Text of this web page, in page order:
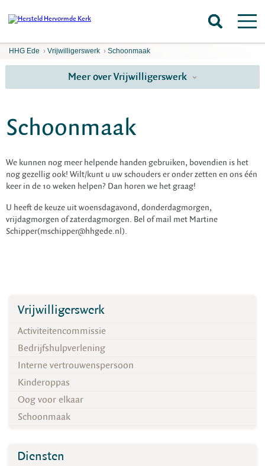
HHG Ede › Vrijwilligerswerk › Schoonmaak
Meer over Vrijwilligerswerk
Schoonmaak
We kunnen nog meer helpende handen gebruiken, bovendien is het
nog gezellig ook! Wilt/kunt u uw schouders er onder zetten en ons één
keer in de 10 weken helpen? Dan horen we het graag!
U heeft de keuze uit woensdagavond, donderdagmorgen,
vrijdagmorgen of zaterdagmorgen. Bel of mail met Martine
Schipper(mschipper@hhgede.nl).
Vrijwilligerswerk
Activiteitencommissie
Bedrijfshulpverlening
Interne vertrouwenspersoon
Kinderoppas
Oog voor elkaar
Schoonmaak
Diensten